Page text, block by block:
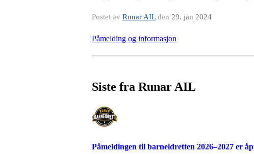
Postet av Runar AILden 29. jan 2024
Påmelding og informasjon
Siste fra Runar AIL
Påmeldingen til barneidretten 2026–2027 er